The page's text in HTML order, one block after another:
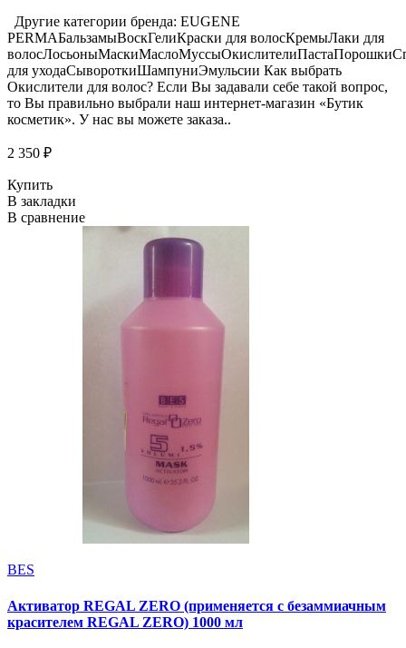
Другие категории бренда: EUGENE
PERMAБальзамыВоскГелиКраски для волосКремыЛаки для
для уходаСывороткиШампуниЭмульсии Как выбрать
Окислители для волос? Если Вы задавали себе такой вопрос,
то Вы правильно выбрали наш интернет-магазин «Бутик
косметик». У нас вы можете заказа..
2 350 ₽
Купить
В закладки
В сравнение
BES
Активатор REGAL ZERO (применяется с безаммиачным
красителем REGAL ZERO) 1000 мл